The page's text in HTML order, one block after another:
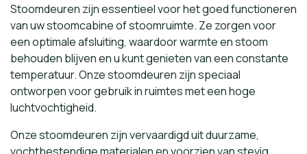
Stoomdeuren zijn essentieel voor het goed functioneren
van uw stoomcabine of stoomruimte. Ze zorgen voor
een optimale afsluiting, waardoor warmte en stoom
behouden blijven en u kunt genieten van een constante
temperatuur. Onze stoomdeuren zijn speciaal
ontworpen voor gebruik in ruimtes met een hoge
luchtvochtigheid.
Onze stoomdeuren zijn vervaardigd uit duurzame,